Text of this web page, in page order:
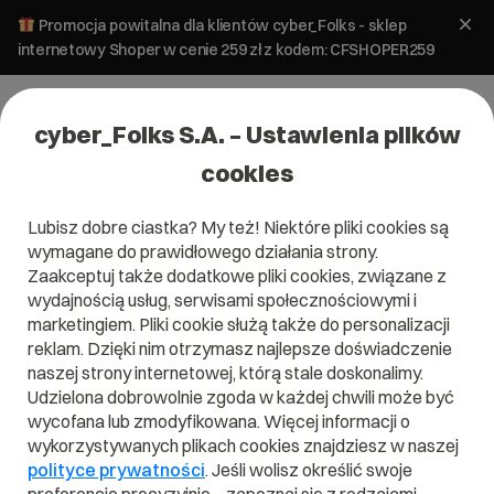
Promocja powitalna dla klientów cyber_Folks - sklep
internetowy Shoper w cenie 259 zł z kodem: CFSHOPER259
Czym jest Indeksowanie stron?
Przeczytaj czym jestIndeksowanie stronw naszym
słowniku.
cyber_Folks S.A. – Ustawienia plików
cookies
Lubisz dobre ciastka? My też! Niektóre pliki cookies są
wymagane do prawidłowego działania strony.
Zaakceptuj także dodatkowe pliki cookies, związane z
wydajnością usług, serwisami społecznościowymi i
marketingiem. Pliki cookie służą także do personalizacji
reklam. Dzięki nim otrzymasz najlepsze doświadczenie
naszej strony internetowej, którą stale doskonalimy.
Udzielona dobrowolnie zgoda w każdej chwili może być
wycofana lub zmodyfikowana. Więcej informacji o
wykorzystywanych plikach cookies znajdziesz w naszej
polityce prywatności. Jeśli wolisz określić swoje